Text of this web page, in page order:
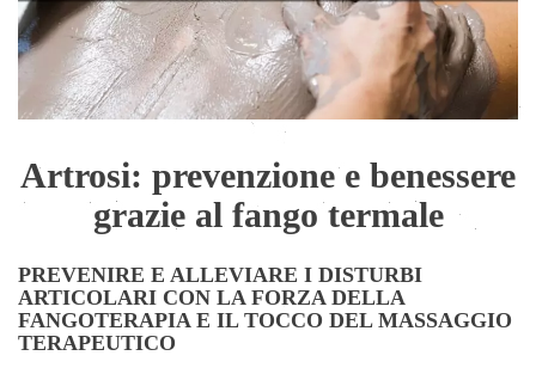
Artrosi: prevenzione e benessere
grazie al fango termale
PREVENIRE E ALLEVIARE I DISTURBI
ARTICOLARI CON LA FORZA DELLA
FANGOTERAPIA E IL TOCCO DEL MASSAGGIO
TERAPEUTICO